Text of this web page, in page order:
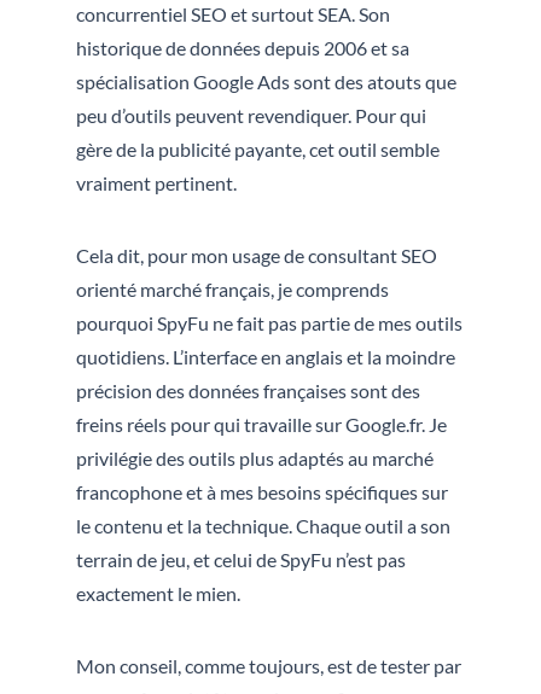
concurrentiel SEO et surtout SEA. Son
historique de données depuis 2006 et sa
spécialisation Google Ads sont des atouts que
peu d’outils peuvent revendiquer. Pour qui
gère de la publicité payante, cet outil semble
vraiment pertinent.
Cela dit, pour mon usage de consultant SEO
orienté marché français, je comprends
pourquoi SpyFu ne fait pas partie de mes outils
quotidiens. L’interface en anglais et la moindre
précision des données françaises sont des
freins réels pour qui travaille sur Google.fr. Je
privilégie des outils plus adaptés au marché
francophone et à mes besoins spécifiques sur
le contenu et la technique. Chaque outil a son
terrain de jeu, et celui de SpyFu n’est pas
exactement le mien.
Mon conseil, comme toujours, est de tester par